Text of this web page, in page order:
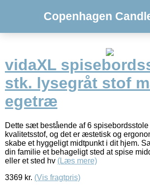
Copenhagen
vidaXL
stk. lysegråt stof
egetræ
Dette sæt bestående af 6 spisebordsstole
kvalitetsstof, og det er æstetisk og
skabe et hyggeligt midtpunkt i dit hjem.
din familie et behageligt sted at spise
eller et sted hv (Læs mere)
3369 kr. (Vis fragtpris)